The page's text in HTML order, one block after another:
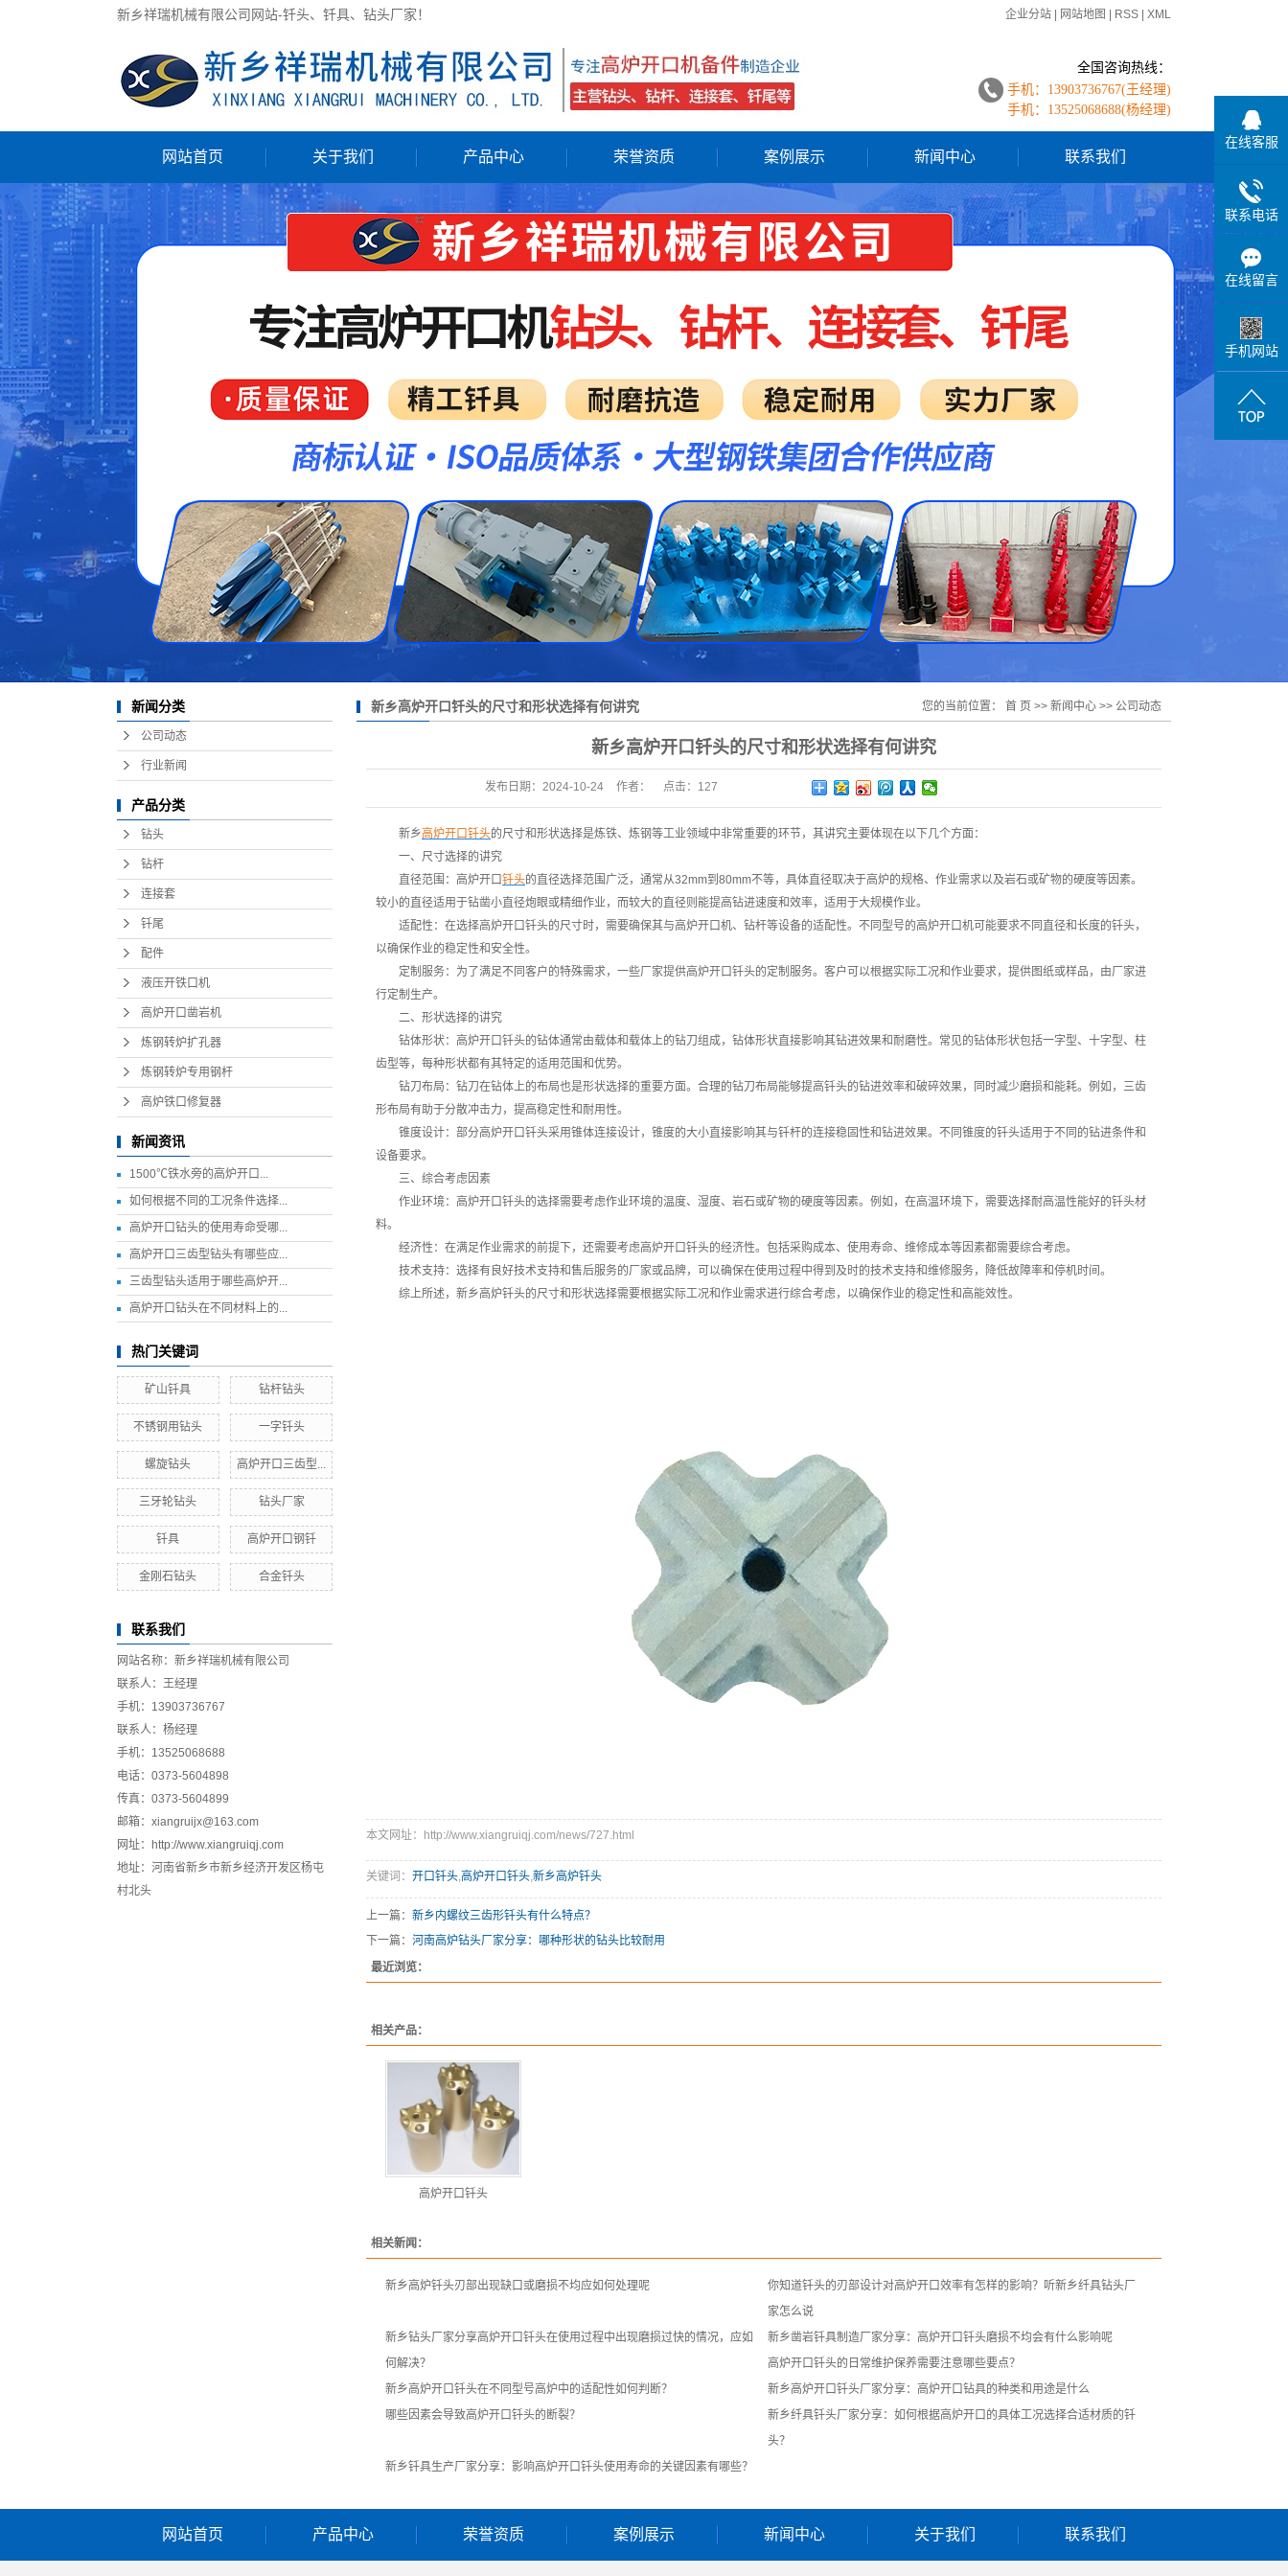
新乡祥瑞机械有限公司网站-钎头、钎具、钻头厂家！ 企业分站 网站地图 RSS XML
全国咨询热线：
手机：13903736767(王经理)
手机：13525068688(杨经理)
网站首页 关于我们
公司简介
联系我们
售前/售后服务
服务承诺
产品中心
钻杆
连接套
钎尾
配件
液压开铁口机
高炉开口凿岩机
炼钢转炉扩孔器
高炉铁口修复器
荣誉资质 案例展示 新闻中心
公司动态
行业新闻
联系我们
新闻分类
公司动态
行业新闻
产品分类
钻头
钻杆
连接套
钎尾
配件
液压开铁口机
高炉开口凿岩机
炼钢转炉扩孔器
炼钢转炉专用钢杆
高炉铁口修复器
新闻资讯
1500℃铁水旁的高炉开口...
如何根据不同的工况条件选择...
高炉开口钻头的使用寿命受哪...
高炉开口三齿型钻头有哪些应...
三齿型钻头适用于哪些高炉开...
高炉开口钻头在不同材料上的...
热门关键词
矿山钎具 钻杆钻头
不锈钢用钻头 一字钎头
螺旋钻头 高炉开口三齿型...
三牙轮钻头 钻头厂家
钎具 高炉开口钢钎
金刚石钻头 合金钎头
联系我们
网站名称：新乡祥瑞机械有限公司
联系人：王经理
手机：13903736767
联系人：杨经理
手机：13525068688
电话：0373-5604898
传真：0373-5604899
邮箱：xiangruijx@163.com
网址：http://www.xiangruiqj.com
地址：河南省新乡市新乡经济开发区杨屯
村北头
新乡高炉开口钎头的尺寸和形状选择有何讲究 您的当前位置： 首 页 >> 新闻中心 >> 公司动态
新乡高炉开口钎头的尺寸和形状选择有何讲究
发布日期： 2024-10-24 作者： 点击： 127
新乡高炉开口钎头的尺寸和形状选择是炼铁、炼钢等工业领域中非常重要的环节，其讲究主要体现在以下几个方面：
一、尺寸选择的讲究
直径范围：高炉开口钎头的直径选择范围广泛，通常从32mm到80mm不等，具体直径取决于高炉的规格、作业需求以及岩石或矿物的硬度等因素。
较小的直径适用于钻凿小直径炮眼或精细作业，而较大的直径则能提高钻进速度和效率，适用于大规模作业。
适配性：在选择高炉开口钎头的尺寸时，需要确保其与高炉开口机、钻杆等设备的适配性。不同型号的高炉开口机可能要求不同直径和长度的钎头，
以确保作业的稳定性和安全性。
定制服务：为了满足不同客户的特殊需求，一些厂家提供高炉开口钎头的定制服务。客户可以根据实际工况和作业要求，提供图纸或样品，由厂家进
行定制生产。
二、形状选择的讲究
钻体形状：高炉开口钎头的钻体通常由载体和载体上的钻刀组成，钻体形状直接影响其钻进效果和耐磨性。常见的钻体形状包括一字型、十字型、柱
齿型等，每种形状都有其特定的适用范围和优势。
钻刀布局：钻刀在钻体上的布局也是形状选择的重要方面。合理的钻刀布局能够提高钎头的钻进效率和破碎效果，同时减少磨损和能耗。例如，三齿
形布局有助于分散冲击力，提高稳定性和耐用性。
锥度设计：部分高炉开口钎头采用锥体连接设计，锥度的大小直接影响其与钎杆的连接稳固性和钻进效果。不同锥度的钎头适用于不同的钻进条件和
设备要求。
三、综合考虑因素
作业环境：高炉开口钎头的选择需要考虑作业环境的温度、湿度、岩石或矿物的硬度等因素。例如，在高温环境下，需要选择耐高温性能好的钎头材
料。
经济性：在满足作业需求的前提下，还需要考虑高炉开口钎头的经济性。包括采购成本、使用寿命、维修成本等因素都需要综合考虑。
技术支持：选择有良好技术支持和售后服务的厂家或品牌，可以确保在使用过程中得到及时的技术支持和维修服务，降低故障率和停机时间。
综上所述，新乡高炉钎头的尺寸和形状选择需要根据实际工况和作业需求进行综合考虑，以确保作业的稳定性和高能效性。
本文网址：http://www.xiangruiqj.com/news/727.html
关键词： 开口钎头,高炉开口钎头,新乡高炉钎头
上一篇： 新乡内螺纹三齿形钎头有什么特点？
下一篇： 河南高炉钻头厂家分享：哪种形状的钻头比较耐用
最近浏览：
相关产品：
高炉开口钎头
相关新闻：
新乡高炉钎头刃部出现缺口或磨损不均应如何处理呢
你知道钎头的刃部设计对高炉开口效率有怎样的影响？听新乡纤具钻头厂
家怎么说
新乡钻头厂家分享高炉开口钎头在使用过程中出现磨损过快的情况，应如
何解决？
新乡凿岩钎具制造厂家分享：高炉开口钎头磨损不均会有什么影响呢
高炉开口钎头的日常维护保养需要注意哪些要点？
新乡高炉开口钎头在不同型号高炉中的适配性如何判断？
新乡高炉开口钎头厂家分享：高炉开口钻具的种类和用途是什么
哪些因素会导致高炉开口钎头的断裂？
新乡纤具钎头厂家分享：如何根据高炉开口的具体工况选择合适材质的钎
头？
新乡钎具生产厂家分享：影响高炉开口钎头使用寿命的关键因素有哪些？
网站首页 产品中心 荣誉资质 案例展示 新闻中心 关于我们 联系我们
在线客服
联系电话
在线留言
手机网站